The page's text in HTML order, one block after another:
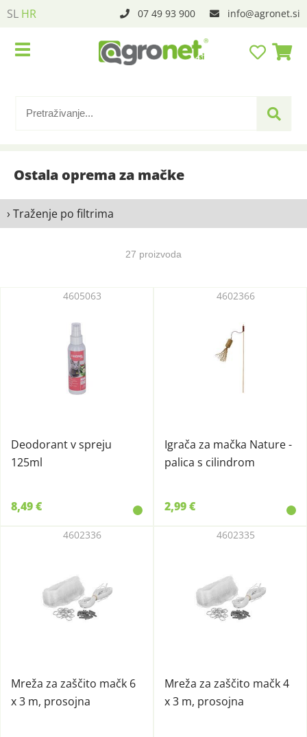
SL HR 07 49 93 900 info agronet.si
Ostala oprema za mačke
› Traženje po filtrima
27 proizvoda
Deodorant v spreju
125ml
4605063
8,49 €
Igrača za mačka Nature -
palica s cilindrom
4602366
2,99 €
Mreža za zaščito mačk 6
x 3 m, prosojna
4602336
Mreža za zaščito mačk 4
x 3 m, prosojna
4602335